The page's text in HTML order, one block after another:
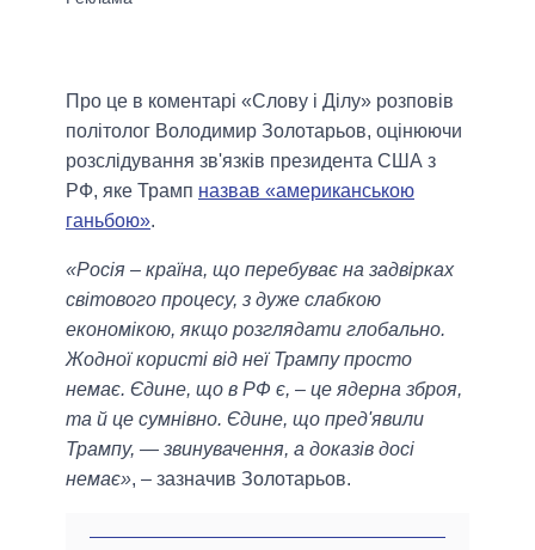
Про це в коментарі «Слову і Ділу» розповів
політолог Володимир Золотарьов, оцінюючи
розслідування зв'язків президента США з
РФ, яке Трамп назвав «американською
ганьбою».
«Росія – країна, що перебуває на задвірках
світового процесу, з дуже слабкою
економікою, якщо розглядати глобально.
Жодної користі від неї Трампу просто
немає. Єдине, що в РФ є, – це ядерна зброя,
та й це сумнівно. Єдине, що пред'явили
Трампу, — звинувачення, а доказів досі
немає», – зазначив Золотарьов.